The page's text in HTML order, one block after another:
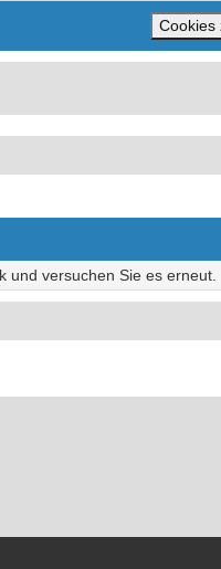
und versuchen Sie es erneut.